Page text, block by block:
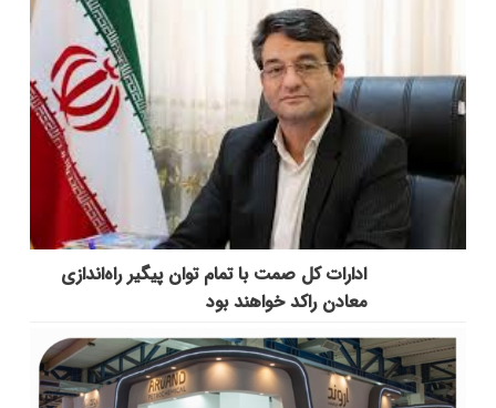
ادارات کل صمت با تمام توان پیگیر راه‌اندازی
معادن راکد خواهند بود